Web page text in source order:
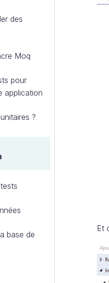
des
Moq
pour
application
?
base de
Et